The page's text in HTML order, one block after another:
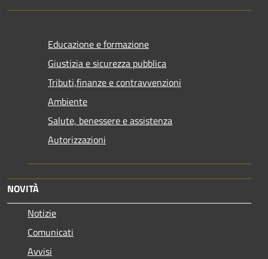
Educazione e formazione
Giustizia e sicurezza pubblica
Tributi,finanze e contravvenzioni
Ambiente
Salute, benessere e assistenza
Autorizzazioni
NOVITÀ
Notizie
Comunicati
Avvisi